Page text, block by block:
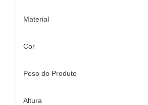
Material
Cor
Peso do Produto
Altura